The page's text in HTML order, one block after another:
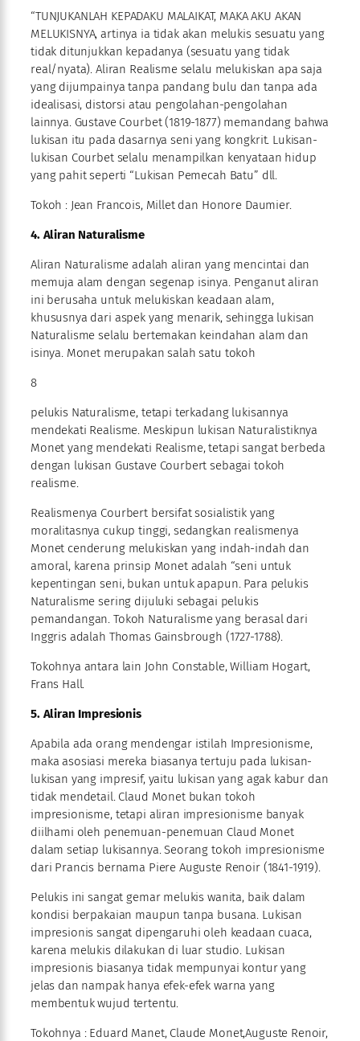
“TUNJUKANLAH KEPADAKU MALAIKAT, MAKA AKU AKAN
MELUKISNYA, artinya ia tidak akan melukis sesuatu yang
tidak ditunjukkan kepadanya (sesuatu yang tidak
real/nyata). Aliran Realisme selalu melukiskan apa saja
yang dijumpainya tanpa pandang bulu dan tanpa ada
idealisasi, distorsi atau pengolahan-pengolahan
lainnya. Gustave Courbet (1819-1877) memandang bahwa
lukisan itu pada dasarnya seni yang kongkrit. Lukisan-
lukisan Courbet selalu menampilkan kenyataan hidup
yang pahit seperti “Lukisan Pemecah Batu” dll.
Tokoh : Jean Francois, Millet dan Honore Daumier.
4. Aliran Naturalisme
Aliran Naturalisme adalah aliran yang mencintai dan
memuja alam dengan segenap isinya. Penganut aliran
ini berusaha untuk melukiskan keadaan alam,
khususnya dari aspek yang menarik, sehingga lukisan
Naturalisme selalu bertemakan keindahan alam dan
isinya. Monet merupakan salah satu tokoh
8
pelukis Naturalisme, tetapi terkadang lukisannya
mendekati Realisme. Meskipun lukisan Naturalistiknya
Monet yang mendekati Realisme, tetapi sangat berbeda
dengan lukisan Gustave Courbert sebagai tokoh
realisme.
Realismenya Courbert bersifat sosialistik yang
moralitasnya cukup tinggi, sedangkan realismenya
Monet cenderung melukiskan yang indah-indah dan
amoral, karena prinsip Monet adalah “seni untuk
kepentingan seni, bukan untuk apapun. Para pelukis
Naturalisme sering dijuluki sebagai pelukis
pemandangan. Tokoh Naturalisme yang berasal dari
Inggris adalah Thomas Gainsbrough (1727-1788).
Tokohnya antara lain John Constable, William Hogart,
Frans Hall.
5. Aliran Impresionis
Apabila ada orang mendengar istilah Impresionisme,
maka asosiasi mereka biasanya tertuju pada lukisan-
lukisan yang impresif, yaitu lukisan yang agak kabur dan
tidak mendetail. Claud Monet bukan tokoh
impresionisme, tetapi aliran impresionisme banyak
diilhami oleh penemuan-penemuan Claud Monet
dalam setiap lukisannya. Seorang tokoh impresionisme
dari Prancis bernama Piere Auguste Renoir (1841-1919).
Pelukis ini sangat gemar melukis wanita, baik dalam
kondisi berpakaian maupun tanpa busana. Lukisan
impresionis sangat dipengaruhi oleh keadaan cuaca,
karena melukis dilakukan di luar studio. Lukisan
impresionis biasanya tidak mempunyai kontur yang
jelas dan nampak hanya efek-efek warna yang
membentuk wujud tertentu.
Tokohnya : Eduard Manet, Claude Monet,Auguste Renoir,